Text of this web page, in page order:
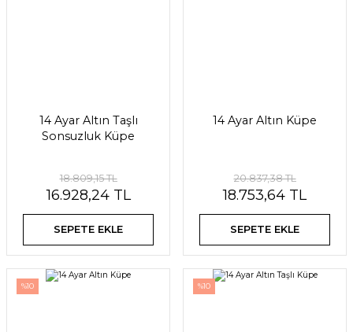
14 Ayar Altın Taşlı
Sonsuzluk Küpe
18.809,15 TL
16.928,24 TL
SEPETE EKLE
14 Ayar Altın Küpe
20.837,38 TL
18.753,64 TL
SEPETE EKLE
%10 %10